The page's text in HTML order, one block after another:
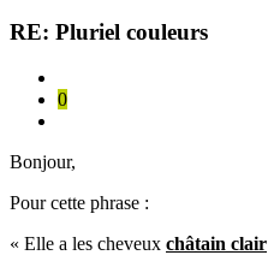
RE: Pluriel couleurs
0
Bonjour,
Pour cette phrase :
« Elle a les cheveux châtain clair